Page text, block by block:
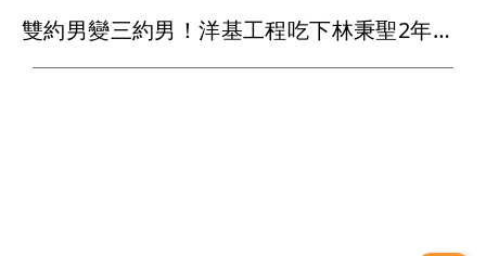
雙約男變三約男！洋基工程吃下林秉聖2年合約 戰神超暖背官司又送球員